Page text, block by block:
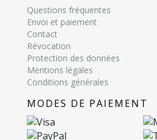
Questions fréquentes
Envoi et paiement
Contact
Révocation
Protection des données
Mentions légales
Conditions générales
MODES DE PAIEMENT